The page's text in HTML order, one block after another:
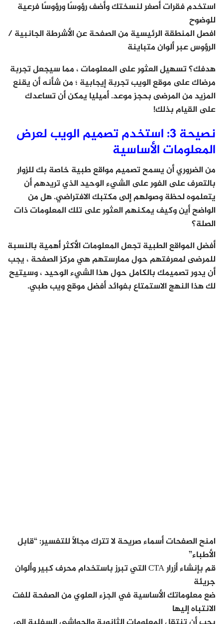
استخدم فقرات أصغر لنسختك وأضف رؤوسًا ورؤوسًا فرعية
للوضوح
افصل المنطقة الرئيسية من الصفحة عن الأشرطة الجانبية /
الرؤوس عبر ألوان متباينة
هدفك؟ تسهيل العثور على المعلومات ، مما سيجعل تجربة
مرضاك على موقع الويب تجربة إيجابية ؛ من شأنه أن يقنع
المزيد من المرضى بحجز موعد. أميليا يمكن أن تساعدك
على القيام بذلك!
نصيحة 3: استخدم تصميم الويب لعرض
المعلومات الأساسية
من الضروري أن يسمح تصميم مواقع طبية خاصة بك للزوار
بالتعرف على الفور على الشيء الوحيد الذي تريدهم أن
يتعلموه لحظة وصولهم إلى مكتبك الافتراضي. هل من
الواضح أين وكيف يمكنهم العثور على تلك المعلومات ذات
الصلة؟
أفضل المواقع الطبية تجعل المعلومات الأكثر أهمية بالنسبة
للمرضى لمعرفتهم حول ممارستهم هي مركز الصفحة ، يجب
أن يدور تصميمك بالكامل حول هذا الشيء الوحيد ، وسيتيح
لك هذا النهج الاستمتاع بفوائد أفضل موقع ويب طبي.
امنح الصفحات أسماء صريحة لا تترك مجالًا للتفسير: “قابل
الأطباء”
قم بإنشاء أزرار CTA التي تبرز باستخدام محرف كبير وألوان
جريئة
ضع معلوماتك الأساسية في الجزء العلوي من الصفحة للفت
الانتباه إليها